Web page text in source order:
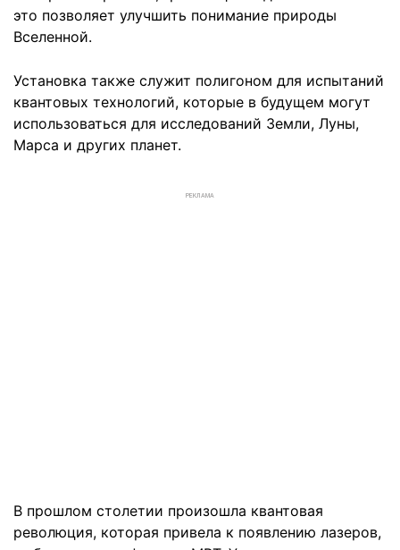
это позволяет улучшить понимание природы
Вселенной.
Установка также служит полигоном для испытаний
квантовых технологий, которые в будущем могут
использоваться для исследований Земли, Луны,
Марса и других планет.
РЕКЛАМА
В прошлом столетии произошла квантовая
революция, которая привела к появлению лазеров,